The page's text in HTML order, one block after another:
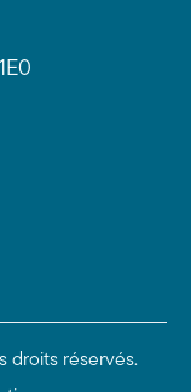
droits réservés.